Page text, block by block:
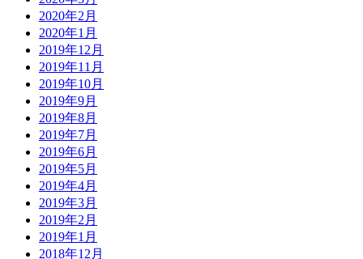
2020年2月
2020年1月
2019年12月
2019年11月
2019年10月
2019年9月
2019年8月
2019年7月
2019年6月
2019年5月
2019年4月
2019年3月
2019年2月
2019年1月
2018年12月